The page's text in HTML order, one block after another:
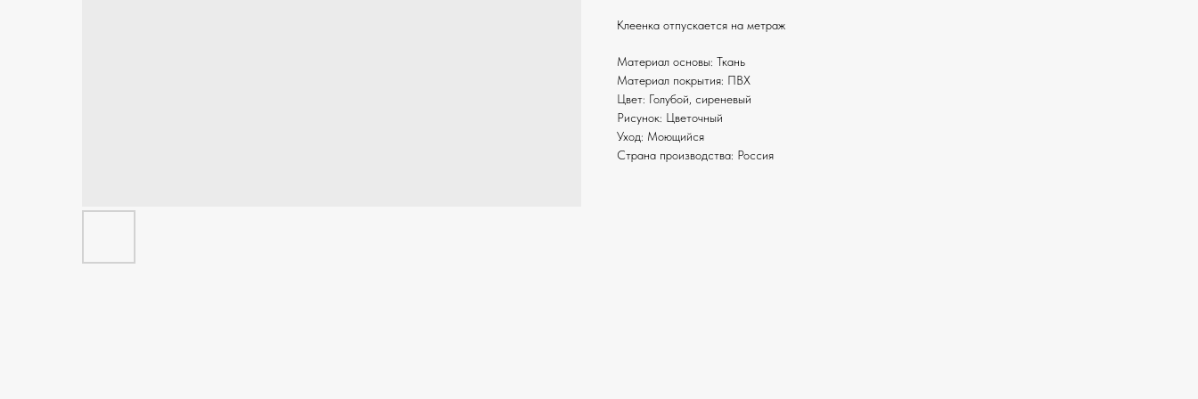
Клеенка отпускается на метраж
Материал основы: Ткань
Материал покрытия: ПВХ
Цвет: Голубой, сиреневый
Рисунок: Цветочный
Уход: Моющийся
Страна производства: Россия